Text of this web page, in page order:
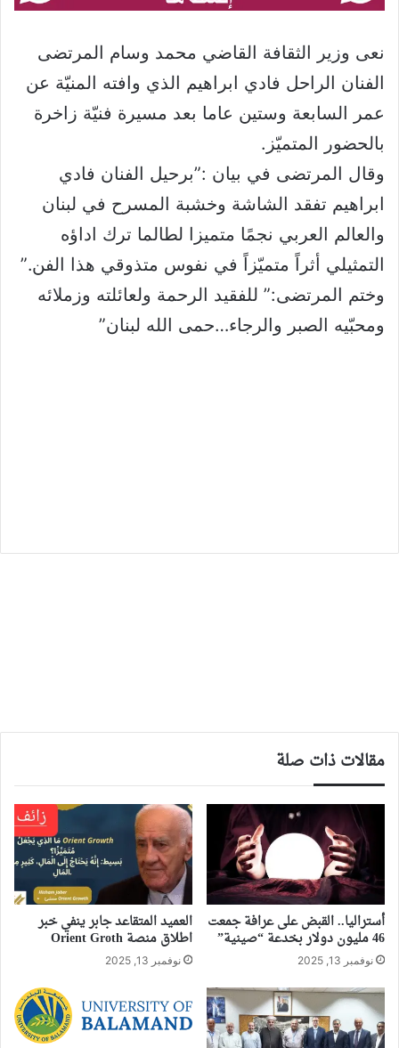
نعى وزير الثقافة القاضي محمد وسام المرتضى
الفنان الراحل فادي ابراهيم الذي وافته المنيّة عن
عمر السابعة وستين عاما بعد مسيرة فنيّة زاخرة
بالحضور المتميّز.
وقال المرتضى في بيان :”برحيل الفنان فادي
ابراهيم تفقد الشاشة وخشبة المسرح في لبنان
والعالم العربي نجمًا متميزا لطالما ترك اداؤه
التمثيلي أثراً متميّزاً في نفوس متذوقي هذا الفن.”
وختم المرتضى:” للفقيد الرحمة ولعائلته وزملائه
ومحبّيه الصبر والرجاء…حمى الله لبنان”
مقالات ذات صلة
أستراليا.. القبض على عرافة جمعت
46 مليون دولار بخدعة “صينية”
نوفمبر 13, 2025
العميد المتقاعد جابر ينفي خبر
اطلاق منصة Orient Groth
نوفمبر 13, 2025